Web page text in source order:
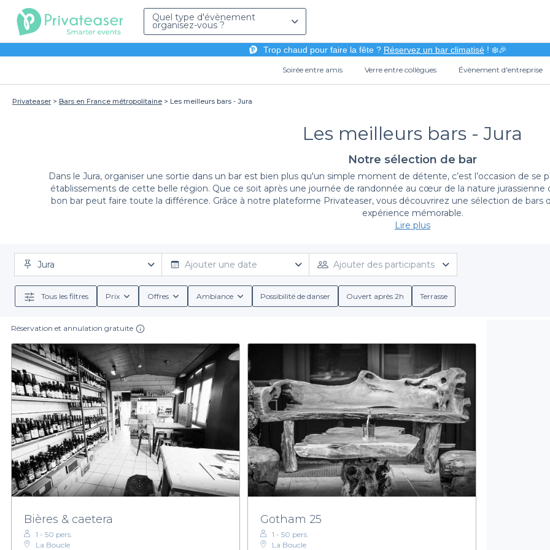
Quel type d'évènement
organisez-vous ?
Trop chaud pour faire la fête ? Réservez un bar climatisé! ❄️🎉
Soirée entre amis Verre entre collègues Évènement d'entreprise
Privateaser Bars en France métropolitaine Les meilleurs bars - Jura
Les meilleurs bars - Jura
Notre sélection de bar
Dans le Jura, organiser une sortie dans un bar est bien plus qu'un simple moment de détente, c’est l’occasion de se
établissements de cette belle région. Que ce soit après une journée de randonnée au cœur de la nature
bon bar peut faire toute la différence. Grâce à notre plateforme Privateaser, vous découvrirez une sélection de
expérience mémorable.
L'un des principaux avantages de notre service est la facilité de réservation. En quelques clics, vous pouvez explorer
interface conviviale, trouvez des établissements qui correspondent à vos préférences, qu'il s'agisse d'une ambiance
pour une soirée festive. Nous vous proposons également une diversité d'offres incluant des groupes de menus
oublier des cocktails savoureux. Dans chaque bar que nous référençons, vous aurez accès à des informations
En résumé, pour organiser des moments inoubliables dans le Jura, Privateaser est votre allié idéal. Nous mettons à
chacun avec son propre charme et une offre variée pour satisfaire tous les goûts. N’attendez plus pour préparer
offres et trouvez le bar qui fera de votre événement un succès retentissant. Rapprochez-vous du plaisir et de
Lire plus
Jura Ajouter une date Ajouter des participants
Tous les filtres Prix Offres Ambiance Possibilité de danser Ouvert après 2h Terrasse
Réservation et annulation gratuite
Bières & caetera
1 - 50 pers.
La Boucle
Gotham 25
1 - 50 pers.
La Boucle